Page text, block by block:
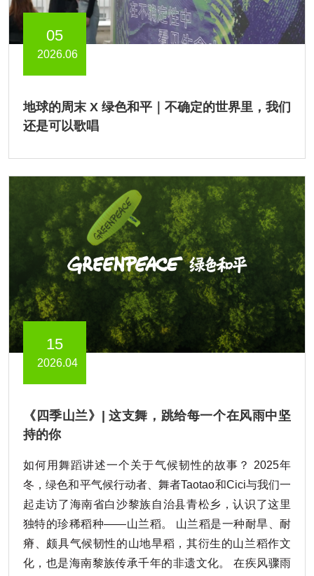
05
2026.06
地球的周末 X 绿色和平｜不确定的世界里，我们
还是可以歌唱
15
2026.04
《四季山兰》| 这支舞，跳给每一个在风雨中坚
持的你
如何用舞蹈讲述一个关于气候韧性的故事？ 2025年
冬，绿色和平气候行动者、舞者Taotao和Cici与我们一
起走访了海南省白沙黎族自治县青松乡，认识了这里
独特的珍稀稻种——山兰稻。 山兰稻是一种耐旱、耐
瘠、颇具气候韧性的山地旱稻，其衍生的山兰稻作文
化，也是海南黎族传承千年的非遗文化。 在疾风骤雨